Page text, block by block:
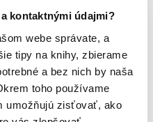
kontaktnými údajmi?
webe správate, a
tipy na knihy, zbierame
a bez nich by naša
toho používame
umožňujú zisťovať, ako